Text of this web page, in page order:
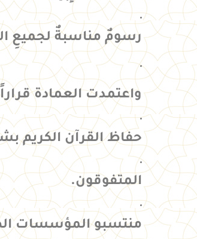
رسومٌ مناسبةٌ لجميعِ
واعتمدت العمادة
حفاظ القرآن الكريم
المتفوقون.
منتسبو المؤسسات